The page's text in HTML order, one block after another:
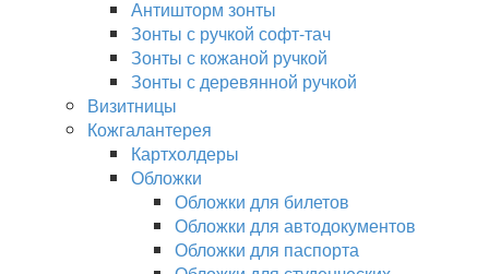
Антишторм зонты
Зонты с ручкой софт-тач
Зонты с кожаной ручкой
Зонты с деревянной ручкой
Визитницы
Кожгалантерея
Картхолдеры
Обложки
Обложки для билетов
Обложки для автодокументов
Обложки для паспорта